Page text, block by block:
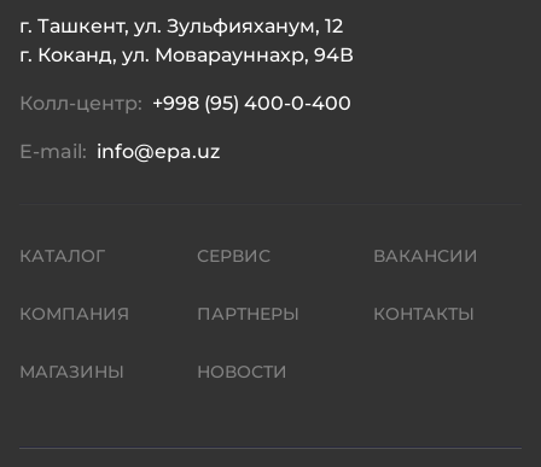
г. Ташкент, ул. Зульфияханум, 12
г. Коканд, ул. Моварауннахр, 94В
Колл-центр: +998 (95) 400-0-400
E-mail: info@epa.uz
КАТАЛОГ
КОМПАНИЯ
МАГАЗИНЫ
СЕРВИС
ПАРТНЕРЫ
НОВОСТИ
ВАКАНСИИ
КОНТАКТЫ